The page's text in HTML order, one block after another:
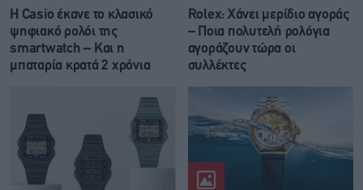
Η Casio έκανε το κλασικό
ψηφιακό ρολόι της
smartwatch – Και η
μπαταρία κρατά 2 χρόνια
Rolex: Χάνει μερίδιο αγοράς
– Ποια πολυτελή ρολόγια
αγοράζουν τώρα οι
συλλέκτες